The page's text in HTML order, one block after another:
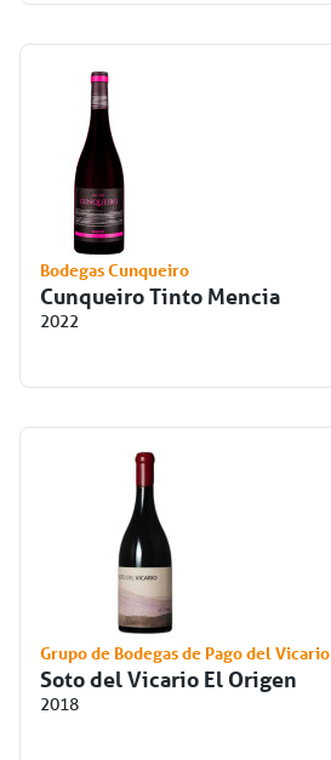
Bodegas Cunqueiro
Cunqueiro Tinto Mencia
2022
Grupo de Bodegas de Pago del Vicario
Soto del Vicario El Origen
2018